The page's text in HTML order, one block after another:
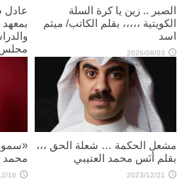
الصبر .. زين يا كرة السلة
الكويتية ،،،،، بقلم الكاتب/ ميثم
اسد
2026/08/03
عادل
مجلس
18
مشعل الحكمة … شعلة الحق ،،،
بقلم أنَس محمد العتيبي
2023/12/21
«سمو
محمد
16